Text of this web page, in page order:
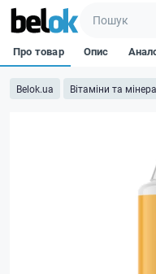
Belok.ua Вітаміни та
Про товар Опис